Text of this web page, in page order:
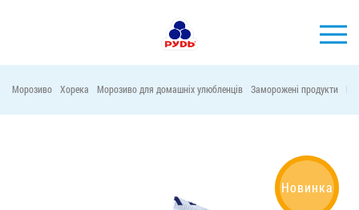
СПОЖИВАЧАМ
Морозиво Хорека Морозиво для домашніх улюбленців Заморожені продукти
Новинка